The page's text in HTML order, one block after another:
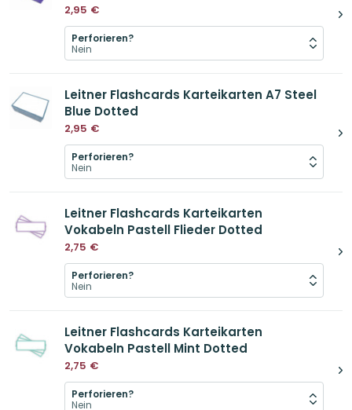
2,95 €
Perforieren?
Leitner Flashcards Karteikarten A7 Steel
Blue Dotted
2,95 €
Perforieren?
Leitner Flashcards Karteikarten
Vokabeln Pastell Flieder Dotted
2,75 €
Perforieren?
Leitner Flashcards Karteikarten
Vokabeln Pastell Mint Dotted
2,75 €
Perforieren?